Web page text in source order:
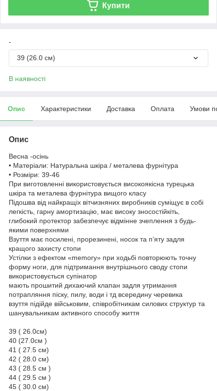
Купити
-
39 (26.0 см)
В наявності
Опис Характеристики Доставка Оплата Умови
Опис
Весна -осінь
• Матеріали: Натуральна шкіра / металева фурнітура
• Розміри: 39-46
При виготовленні використовується високоякісна турецька
шкіра та металева фурнітура вищого класу
Підошва від найкращіх вітчизняних виробників суміщує в собі
легкість, гарну амортизацію, має високу зносостійкіть,
глибокий протектор забезпечує відмінне зчеплення з будь-
якими поверхнями
Взуття має посилені, прорезинені, носок та пʼяту задля
кращого захисту стопи
Устілки з ефектом «memory» при ходьбі повторюють точну
форму ноги, для підтримання внутрішнього своду стопи
використовується супінатор
мають прошитий дихаючий клапан задля утримання
потрапляння піску, пилу, води і тд всередину черевика
взуття підійде військовим, співробітникам силових структур та
шанувальникам активного способу життя
39 ( 26.0см)
40 (27.0см )
41 ( 27.5 см)
42 ( 28.0 см)
43 ( 28.5 см )
44 ( 29.5 см )
45 ( 30.0 см)